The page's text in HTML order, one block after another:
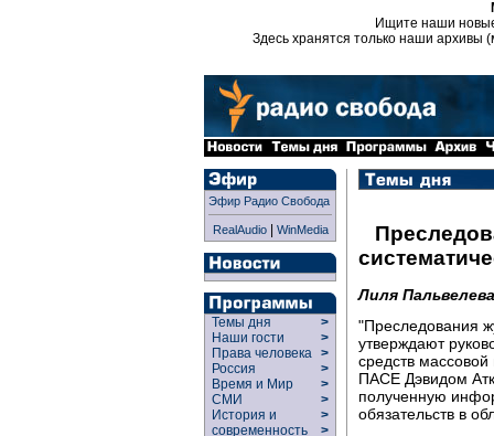
Ищите наши
Здесь хранятся только наши архивы
Эфир Радио Свобода
RealAudio| WinMedia
Темы дня
>
Наши гости
>
Права человека >
Россия
>
Время и Мир
>
СМИ
>
История и
современность
>
>
Лиля
"Преследования
утверждают
средств
ПАСЕ Дэвидом
полученную
обязательств в